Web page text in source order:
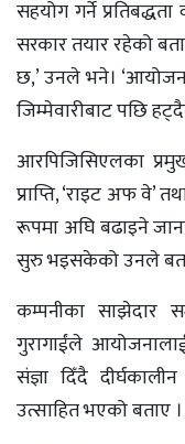
सहयोग गर्ने प्रतिबद्धता
सरकार तयार रहेको
छ,’ उनले भने।
जिम्मेवारीबाट पछि
आरपिजिसिएलका
प्राप्ति, ‘राइट अफ वे’
रूपमा अघि बढाइने
सुरु भइसकेको उनले
कम्पनीका साझेदार
गुरागाईंले
संज्ञा दिँदै
उत्साहित भएको बताए ।